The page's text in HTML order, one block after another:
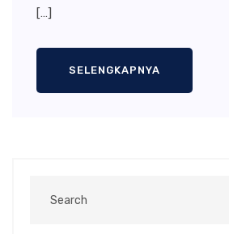
[…]
SELENGKAPNYA